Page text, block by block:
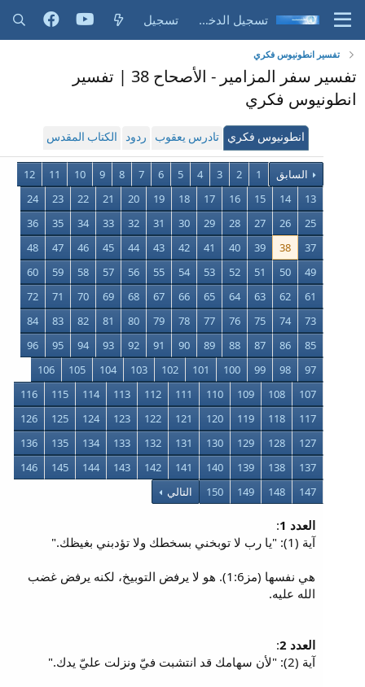
تسجيل الدخول تسجيل
تفسير انطونيوس فكري
تفسير سفر المزامير - الأصحاح 38 | تفسير
انطونيوس فكري
انطونيوس فكري تادرس يعقوب ردود الكتاب المقدس
السابق 1
2
3
4
5
6
7
8
9
10
11
12
13
14
15
16
17
18
19
20
21
22
23
24
25
26
27
28
29
30
31
32
33
34
35
36
37
38
39
40
41
42
43
44
45
46
47
48
49
50
51
52
53
54
55
56
57
58
59
60
61
62
63
64
65
66
67
68
69
70
71
72
73
74
75
76
77
78
79
80
81
82
83
84
85
86
87
88
89
90
91
92
93
94
95
96
97
98
99
100
101
102
103
104
105
106
107
108
109
110
111
112
113
114
115
116
117
118
119
120
121
122
123
124
125
126
127
128
129
130
131
132
133
134
135
136
137
138
139
140
141
142
143
144
145
146
147
148
149
150 التالي
العدد 1
:
آية (1): "يا رب لا توبخني بسخطك ولا تؤدبني بغيظك."
هي نفسها (مز1:6). هو لا يرفض التوبيخ، لكنه يرفض غضب
الله عليه.
العدد 2
:
آية (2): "لأن سهامك قد انتشبت فيّ ونزلت عليّ يدك."